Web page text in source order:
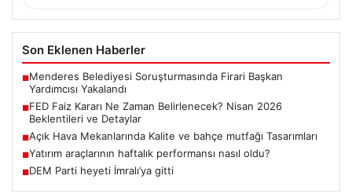
Son Eklenen Haberler
■Menderes Belediyesi Soruşturmasında Firari Başkan
Yardımcısı Yakalandı
■FED Faiz Kararı Ne Zaman Belirlenecek? Nisan 2026
Beklentileri ve Detaylar
■Açık Hava Mekanlarında Kalite ve bahçe mutfağı Tasarımları
■Yatırım araçlarının haftalık performansı nasıl oldu?
■DEM Parti heyeti İmralı’ya gitti